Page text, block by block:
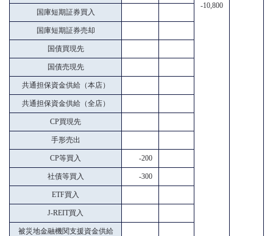
-10,800
国庫短期証券買入
国庫短期証券売却
国債買現先
国債売現先
共通担保資金供給（本店）
共通担保資金供給（全店）
CP買現先
手形売出
CP等買入 -200
社債等買入 -300
ETF買入
J-REIT買入
被災地金融機関支援資金供給